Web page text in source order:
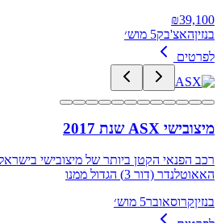
₪39,100
בנזיןהאצ'בק5 מוש׳
לפרטים
מיצובישי ASX שנת 2017
רכב הפנאי הקטן ביותר של מיצובישי
האאוטלנדר (דור 3) הגדול ממנו
בנזיןקרוסאובר5 מוש׳